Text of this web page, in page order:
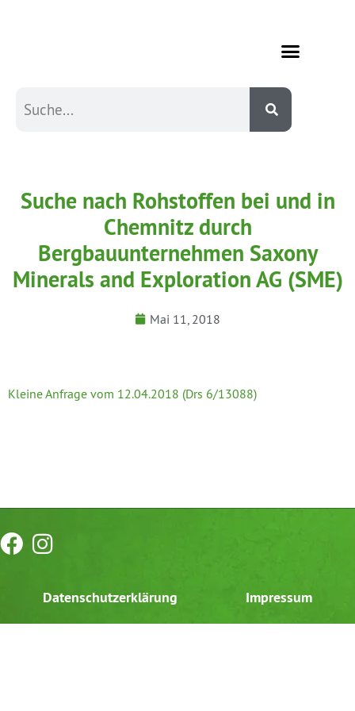
Suche nach Rohstoffen bei und in
Chemnitz durch
Bergbauunternehmen Saxony
Minerals and Exploration AG (SME)
Mai 11, 2018
Kleine Anfrage vom 12.04.2018 (Drs 6/13088)
Datenschutzerklärung Impressum